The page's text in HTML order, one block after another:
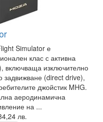
Simulator е
клас с активна
включваща изключително
задвижване (direct drive),
джойстик MHG.
аеродинамична
на ...
лв.